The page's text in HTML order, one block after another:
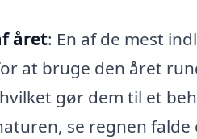
året: En af de mest
at bruge den året
gør dem til et
se regnen